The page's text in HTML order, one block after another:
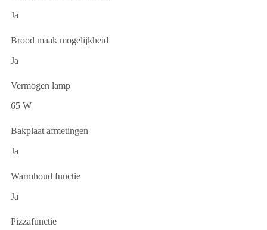
Ja
Brood maak mogelijkheid
Ja
Vermogen lamp
65 W
Bakplaat afmetingen
Ja
Warmhoud functie
Ja
Pizzafunctie